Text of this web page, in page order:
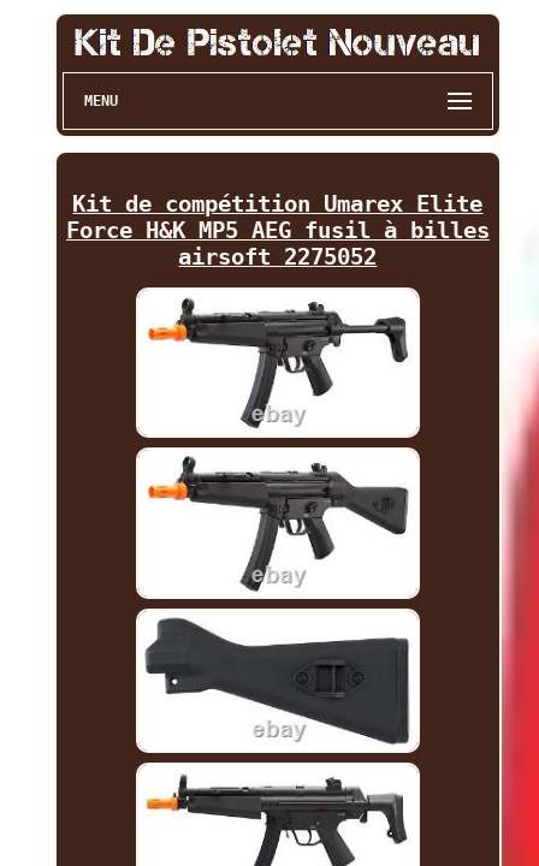
MENU
Kit de compétition Umarex Elite
Force H&K MP5 AEG fusil à billes
airsoft 2275052